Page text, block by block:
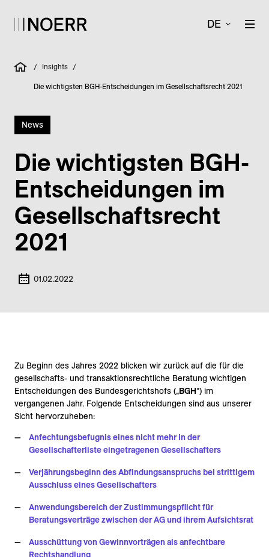
DE
/ Insights /
Die wichtigsten BGH-Entscheidungen im Gesellschaftsrecht 2021
News
Die wichtigsten BGH-
Entscheidungen im
Gesellschaftsrecht
2021
01.02.2022
Zu Beginn des Jahres 2022 blicken wir zurück auf die für die
gesellschafts- und transaktionsrechtliche Beratung wichtigen
Entscheidungen des Bundesgerichtshofs („BGH“) im
vergangenen Jahr. Folgende Entscheidungen sind aus unserer
Sicht hervorzuheben:
Anfechtungsbefugnis eines nicht mehr in der
Gesellschafterliste eingetragenen Gesellschafters
Verjährungsbeginn des Abfindungsanspruchs bei strittigem
Ausschluss eines Gesellschafters
Anwendungsbereich der Zustimmungspflicht für
Beratungsverträge zwischen der AG und ihrem Aufsichtsrat
Ausschüttung von Gewinnvorträgen als anfechtbare
Rechtshandlung